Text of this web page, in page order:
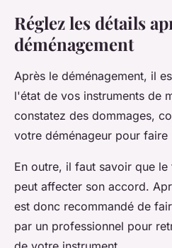
Réglez les détails
déménagement
Après le déménagement, il
l'état de vos instruments de
constatez des dommages,
votre déménageur pour faire
En outre, il faut savoir que
peut affecter son accord.
est donc recommandé de
par un professionnel pour